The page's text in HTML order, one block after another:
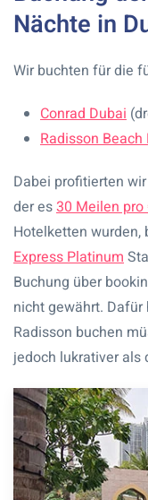
Nächte in
Wir buchten für die
Conrad Dubai
Radisson
Dabei profitierten
der es30 Meilen
Hotelketten wurden,
Express Platinum
Buchung über
nicht gewährt.
Radisson buchen
jedoch lukrativer als